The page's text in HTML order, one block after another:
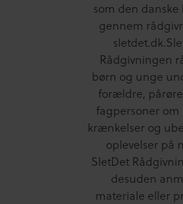
som den
gennem
Rådgivningen
børn og unge
forældre,
fagpersoner
krænkelser og
oplevelser på
SletDet
desuden
materiale eller